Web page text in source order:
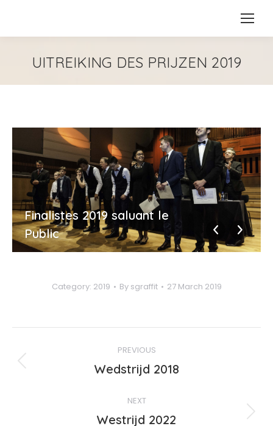
UITREIKING DES PRIJZEN 2019
Finalistes 2019 saluant le
Public
Category: 2019 By sgraffit 27 March 2019
navigation
PREVIOUS
Previous
Wedstrijd 2018
NEXT
Next
Westrijd 2022